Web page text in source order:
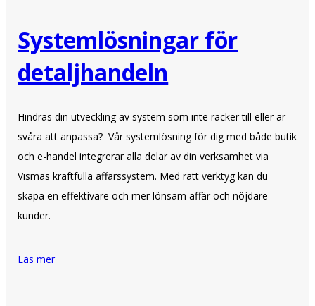
Systemlösningar för
detaljhandeln
Hindras din utveckling av system som inte räcker till eller är
svåra att anpassa? Vår systemlösning för dig med både butik
och e-handel integrerar alla delar av din verksamhet via
Vismas kraftfulla affärssystem. Med rätt verktyg kan du
skapa en effektivare och mer lönsam affär och nöjdare
kunder.
Läs mer